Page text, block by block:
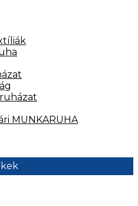
MUNKARUHA